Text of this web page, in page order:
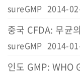
sureGMP 2014-
중국 CFDA: 무균
sureGMP 2014-
인도 GMP: WHO